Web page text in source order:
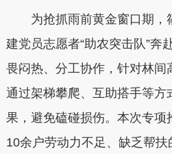
为抢抓雨前黄金窗口期，
建党员志愿者“助农突击队”奔
畏闷热、分工协作，针对林间
通过架梯攀爬、互助搭手等方
果，避免磕碰损伤。本次专项
10余户劳动力不足、缺乏帮